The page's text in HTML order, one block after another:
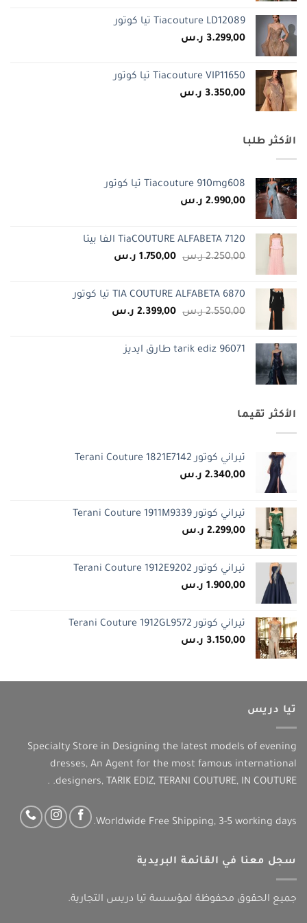
Tiacouture LD12089 تيا كوتور
3.299,00 ر.س
Tiacouture VIP11650 تيا كوتور
3.350,00 ر.س
الأكثر طلبا
Tiacouture 910mg608 تيا كوتور
2.990,00 ر.س
TiaCOUTURE ALFABETA 7120 الفا بيتا
2.250,00 ر.س السعر
2.250,00 ر.س.
1.750,00 ر.سالسعر
1.750,00 ر.س.TIA COUTURE ALFABETA 6870 تيا كوتور
2.550,00 ر.س السعر
2.550,00 ر.س.
2.399,00 ر.سالسعر
tarik ediz 96071 طارق ايديز
الأكثر تقيما
تيراني كوتور Terani Couture 1821E7142
2.340,00 ر.س
تيراني كوتور Terani Couture 1911M9339
2.299,00 ر.س
تيراني كوتور Terani Couture 1912E9202
1.900,00 ر.س
تيراني كوتور Terani Couture 1912GL9572
3.150,00 ر.س
تيا دريس
Specialty Store in Designing the latest models of evening
dresses, An Agent for the most famous international
designers, TARIK EDIZ, TERANI COUTURE, IN COUTURE. .
Worldwide Free Shipping, 3-5 working days.
سجل معنا في القائمة البريدية
جميع الحقوق محفوظة لمؤسسة تيا دريس التجارية.